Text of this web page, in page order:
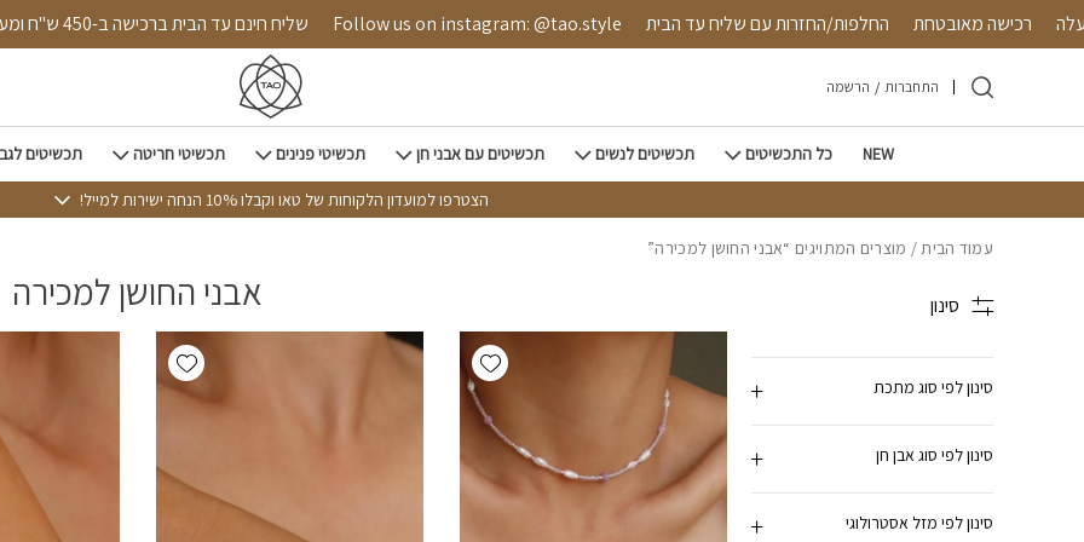
Skip to Content
ש"ח ומעלה רכישה מאובטחת החלפות/החזרות עם שליח עד הבית Follow us on instagram: @tao.style שליח חינם עד הבית ברכישה ב-
התחברות / הרשמה
NEW כל התכשיטים תכשיטים לנשים תכשיטים עם אבני חן תכשיטי פנינים תכשיטי חריטה תכשיטים
הצטרפו למועדון הלקוחות של טאו וקבלו 10% הנחה ישירות למייל!
עמוד הבית/ מוצרים המתויגים “אבני החושן למכירה”
אבני החושן למכירה סינון
סינון לפי סוג מתכת
סינון לפי סוג אבן חן
סינון לפי מזל אסטרולוגי
Add wishlist
Add wishlist
בחזרה למעלה